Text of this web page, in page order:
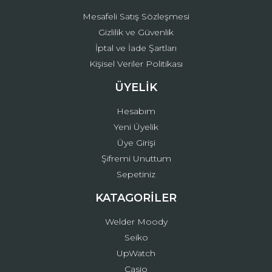
Mesafeli Satış Sözleşmesi
Gizlilik ve Güvenlik
İptal ve İade Şartları
Kişisel Veriler Politikası
ÜYELİK
Hesabım
Yeni Üyelik
Üye Girişi
Şifremi Unuttum
Sepetiniz
KATAGORİLER
Welder Moody
Seiko
UpWatch
Casio